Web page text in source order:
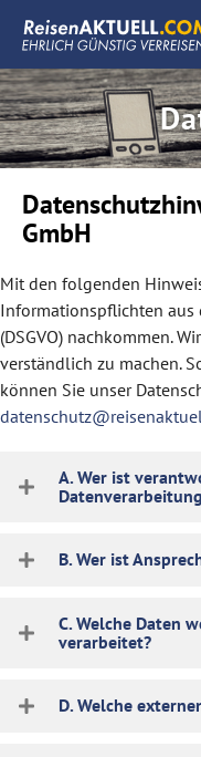
GmbH
Mit den folgenden
Informationspflichten aus
(DSGVO) nachkommen.
verständlich zu machen.
können Sie unser
A. Wer ist
B. Wer ist
C. Welche Daten
verarbeitet?
D. Welche